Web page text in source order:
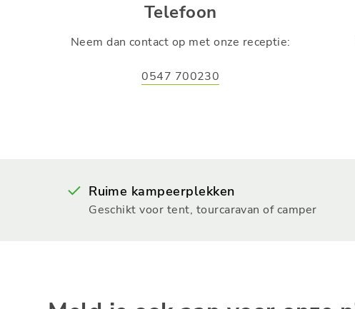
Telefoon
Neem dan contact op met onze receptie:
0547 700230
Ruime kampeerplekken
Geschikt voor tent, tourcaravan of camper